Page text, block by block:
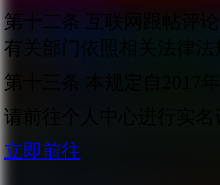
第十二条 互联网跟帖评
有关部门依照相关法律
第十三条 本规定自2017
请前往个人中心进行实名
立即前往